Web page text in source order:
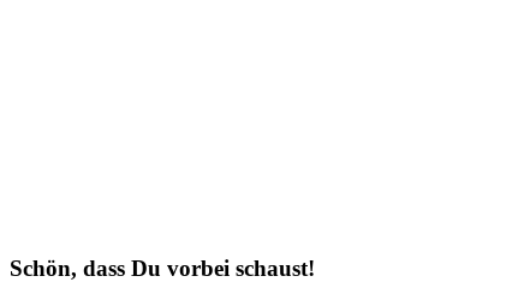
Schön, dass Du vorbei schaust!